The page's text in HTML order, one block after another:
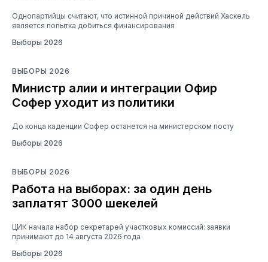
Однопартийцы считают, что истинной причиной действий Хаскель
является попытка добиться финансирования
Выборы 2026
ВЫБОРЫ 2026
Министр алии и интеграции Офир
Софер уходит из политики
До конца каденции Софер останется на министерском посту
Выборы 2026
ВЫБОРЫ 2026
Работа на выборах: за один день
заплатят 3000 шекелей
ЦИК начала набор секретарей участковых комиссий: заявки
принимают до 14 августа 2026 года
Выборы 2026